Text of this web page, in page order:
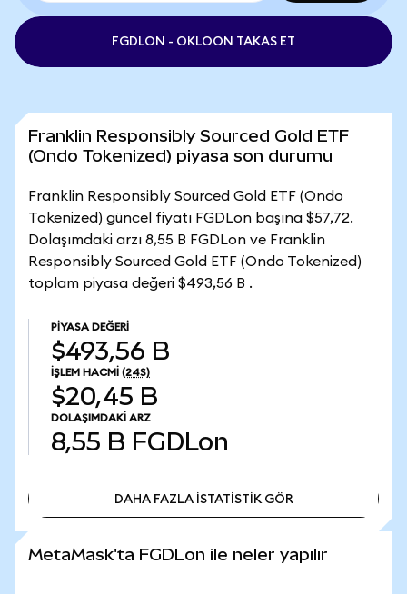
FGDLON - OKLOON TAKAS ET
Franklin Responsibly Sourced Gold ETF
(Ondo Tokenized) piyasa son durumu
Franklin Responsibly Sourced Gold ETF (Ondo
Tokenized) güncel fiyatı FGDLon başına $57,72.
Dolaşımdaki arzı 8,55 B FGDLon ve Franklin
Responsibly Sourced Gold ETF (Ondo Tokenized)
toplam piyasa değeri $493,56 B .
PIYASA DEĞERI
$493,56 B
İŞLEM HACMI (24S)
$20,45 B
DOLAŞIMDAKI ARZ
8,55 B FGDLon
DAHA FAZLA İSTATİSTİK GÖR
MetaMask'ta FGDLon ile neler yapılır